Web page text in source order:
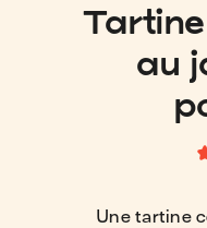
au
Une tartine